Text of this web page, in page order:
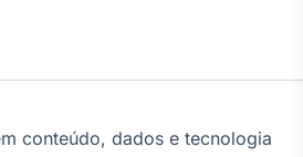
noticiosos
conteúdo, dados e tecnologia